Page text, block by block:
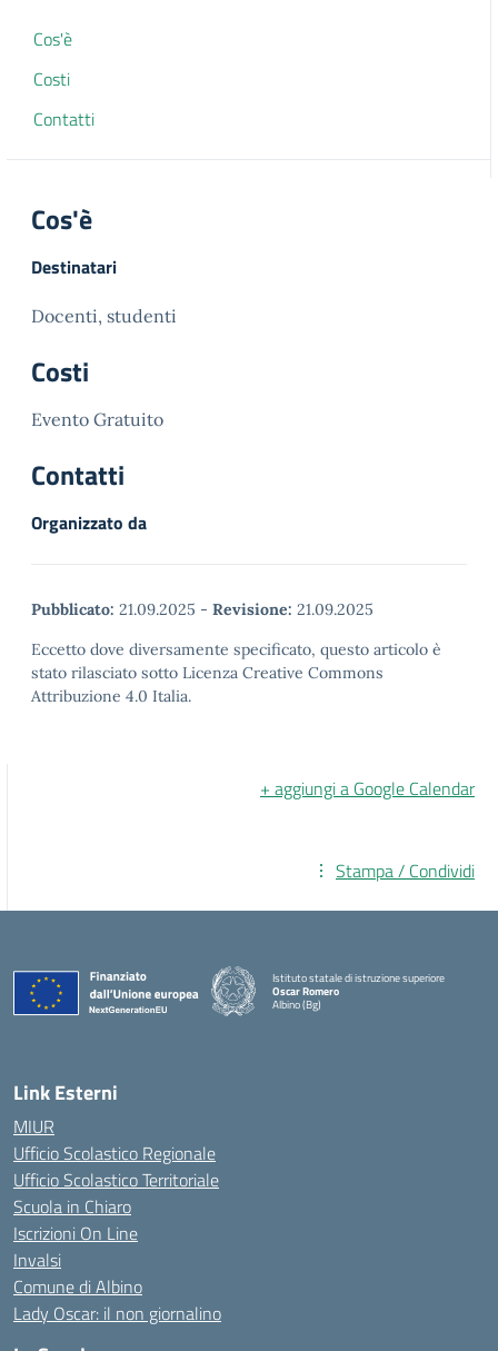
Cos'è
Costi
Contatti
Cos'è
Destinatari
Docenti, studenti
Costi
Evento Gratuito
Contatti
Organizzato da
Pubblicato: 21.09.2025 - Revisione: 21.09.2025
Eccetto dove diversamente specificato, questo articolo è
stato rilasciato sotto Licenza Creative Commons
Attribuzione 4.0 Italia.
+ aggiungi a Google Calendar
Stampa / Condividi
Istituto statale di istruzione superiore
Oscar Romero
Albino (Bg)
Link Esterni
MIUR
Ufficio Scolastico Regionale
Ufficio Scolastico Territoriale
Scuola in Chiaro
Iscrizioni On Line
Invalsi
Comune di Albino
Lady Oscar: il non giornalino